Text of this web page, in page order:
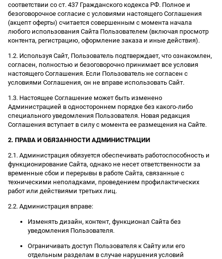
соответствии со ст. 437 Гражданского кодекса РФ. Полное и
безоговорочное согласие с условиями настоящего Соглашения
(акцепт оферты) считается совершенным с момента начала
любого использования Сайта Пользователем (включая просмотр
контента, регистрацию, оформление заказа и иные действия).
1.2. Используя Сайт, Пользователь подтверждает, что ознакомлен,
согласен, полностью и безоговорочно принимает все условия
настоящего Соглашения. Если Пользователь не согласен с
условиями Соглашения, он не вправе использовать Сайт.
1.3. Настоящее Соглашение может быть изменено
Администрацией в одностороннем порядке без какого-либо
специального уведомления Пользователя. Новая редакция
Соглашения вступает в силу с момента ее размещения на Сайте.
2. ПРАВА И ОБЯЗАННОСТИ АДМИНИСТРАЦИИ
2.1. Администрация обязуется обеспечивать работоспособность и
функционирование Сайта, однако не несет ответственности за
временные сбои и перерывы в работе Сайта, связанные с
техническими неполадками, проведением профилактических
работ или действиями третьих лиц.
2.2. Администрация вправе:
Изменять дизайн, контент, функционал Сайта без
уведомления Пользователя.
Ограничивать доступ Пользователя к Сайту или его
отдельным разделам в случае нарушения условий